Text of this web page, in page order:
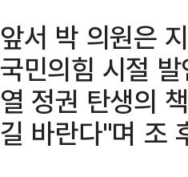
앞서 박 의원은
국민의힘 시절
열 정권 탄생의
길 바란다"며 조